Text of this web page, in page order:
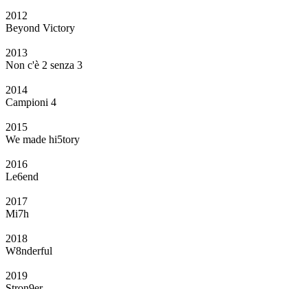
2012
Beyond Victory
2013
Non c'è 2 senza 3
2014
Campioni 4
2015
We made hi5tory
2016
Le6end
2017
Mi7h
2018
W8nderful
2019